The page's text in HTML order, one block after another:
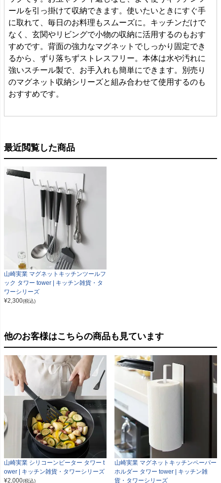
ールを引っ掛けて収納できます。使いたいときにすぐ手
に取れて、毎日のお料理もスムーズに。キッチンだけで
なく、玄関やリビングで小物の収納に活用するのもおす
すめです。背面の強力なマグネットでしっかり固定でき
るから、ずり落ちずストレスフリー。本体は水や汚れに
強いスチール製で、お手入れも簡単にできます。別売り
のマグネット収納シリーズと組み合わせて使用するのも
おすすめです。
最近閲覧した商品
山崎実業 マグネットキッチンツールフ
ック タワー tower | キッチン雑貨・タ
ワーシリーズ
¥2,300(税込)
他のお客様はこちらの商品も見ています
山崎実業 シリコーンビーター タワー t
ower | キッチン雑貨・タワーシリーズ
¥2,000(税込)
山崎実業 マグネットキッチンペーパー
ホルダー タワー tower | キッチン雑
貨・タワーシリーズ